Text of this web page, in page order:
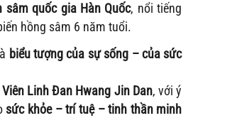
sâm quốc gia Hàn Quốc, nổi tiếng
hồng sâm 6 năm tuổi.
biểu tượng của sự sống – của sức
Viên Linh Đan Hwang Jin Dan, với ý
sức khỏe – trí tuệ – tinh thần minh